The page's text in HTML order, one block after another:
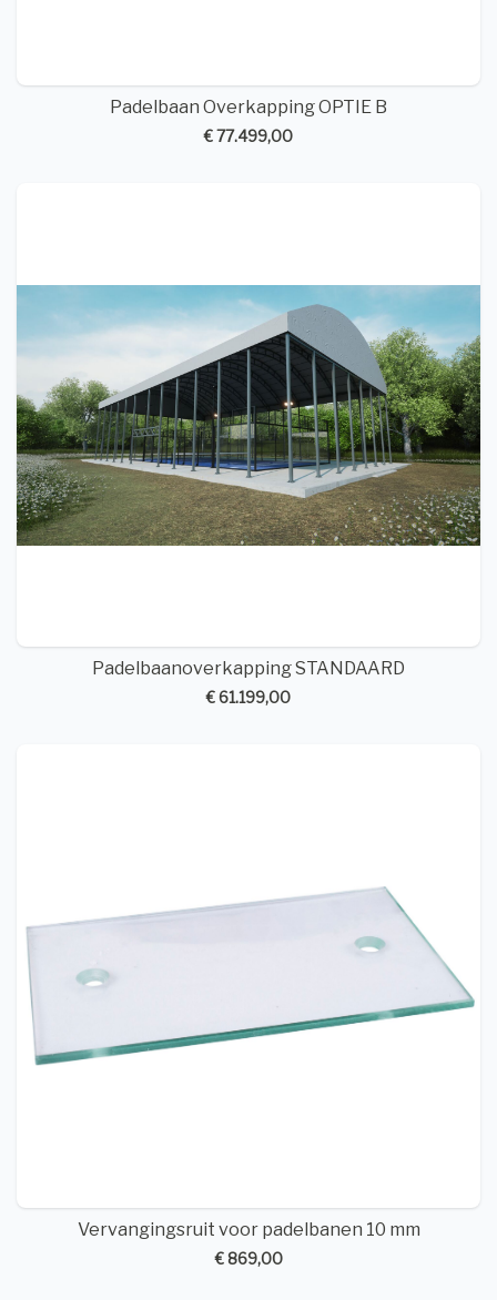
Padelbaan Overkapping OPTIE B
€ 77.499,00
Padelbaanoverkapping STANDAARD
€ 61.199,00
Vervangingsruit voor padelbanen 10 mm
€ 869,00